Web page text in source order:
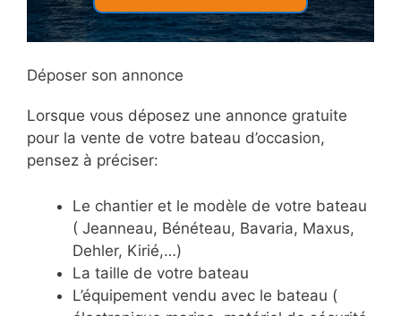
Déposer son annonce
Lorsque vous déposez une annonce gratuite
pour la vente de votre bateau d’occasion,
pensez à préciser:
Le chantier et le modèle de votre bateau
( Jeanneau, Bénéteau, Bavaria, Maxus,
Dehler, Kirié,…)
La taille de votre bateau
L’équipement vendu avec le bateau (